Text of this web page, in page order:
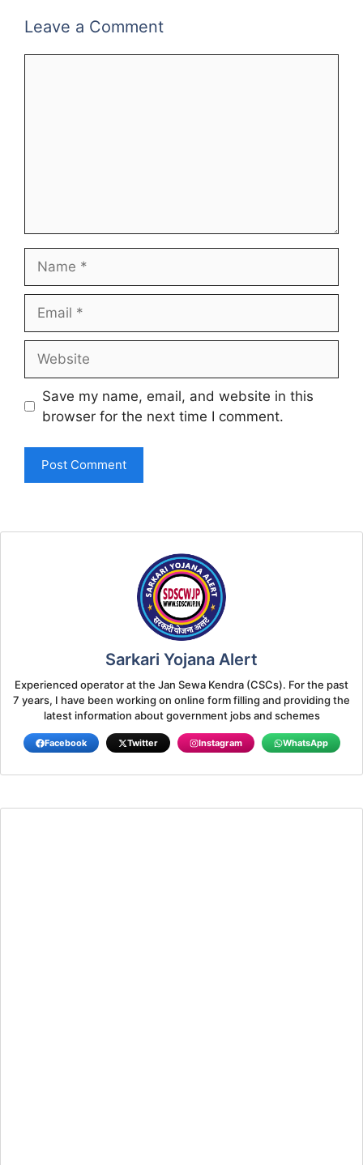
Leave a Comment
Save my name, email, and website in this
browser for the next time I comment.
Sarkari Yojana Alert
Experienced operator at the Jan Sewa Kendra (CSCs). For the past
7 years, I have been working on online form filling and providing the
latest information about government jobs and schemes
Facebook Twitter Instagram WhatsApp